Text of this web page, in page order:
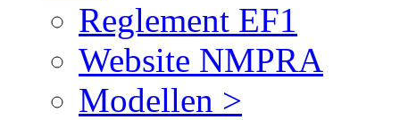
Reglement EF1
Website NMPRA
Modellen >